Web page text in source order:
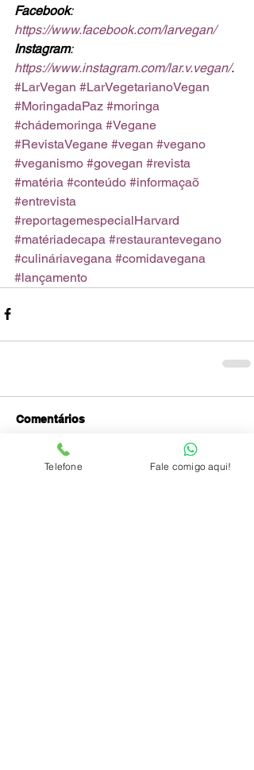
Facebook :
https://www.facebook.com/larvegan/
Instagram :
https://www.instagram.com/lar.v.vegan/.
#LarVegan #LarVegetarianoVegan
#MoringadaPaz #moringa
#chádemoringa #Vegane
#RevistaVegane #vegan #vegano
#veganismo #govegan #revista
#matéria #conteúdo #informaçaõ
#entrevista
#reportagemespecialHarvard
#matériadecapa #restaurantevegano
#culináriavegana #comidavegana
#lançamento
Comentários
Telefone Fale comigo aqui!